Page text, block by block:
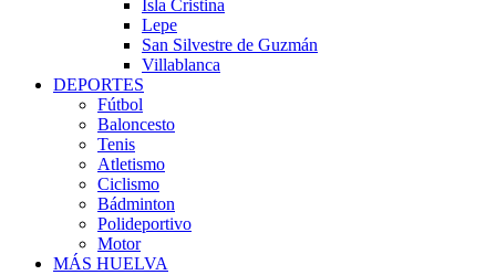
Isla Cristina
Lepe
San Silvestre de Guzmán
Villablanca
DEPORTES
Fútbol
Baloncesto
Tenis
Atletismo
Ciclismo
Bádminton
Polideportivo
Motor
MÁS HUELVA